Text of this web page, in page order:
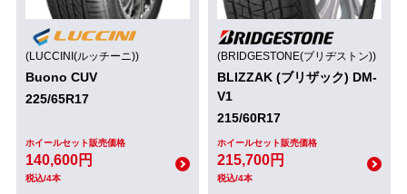
(LUCCINI(ルッチーニ))
Buono CUV
225/65R17
ホイールセット販売価格
140,600円
税込/4本
(BRIDGESTONE(ブリヂストン))
BLIZZAK (ブリザック) DM-
V1
215/60R17
ホイールセット販売価格
215,700円
税込/4本